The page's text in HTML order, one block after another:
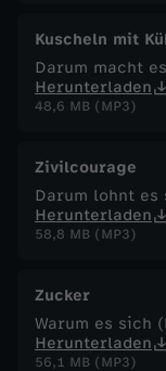
Kuscheln mit
Darum macht
Herunterladen
48,6 MB (MP3)
Zivilcourage
Darum lohnt
Herunterladen
58,8 MB (MP3)
Zucker
Warum es sich
Herunterladen
56,1 MB (MP3)